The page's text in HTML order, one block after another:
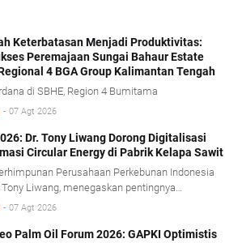
Keterbatasan Menjadi Produktivitas:
Peremajaan Sungai Bahaur Estate
4 BGA Group Kalimantan Tengah
di SBHE, Region 4 Bumitama
- 07 Agt 2026
Dr. Tony Liwang Dorong Digitalisasi
Circular Energy di Pabrik Kelapa Sawit
Perusahaan Perkebunan Indonesia
Tony Liwang, menegaskan pentingnya
teknologi modern dalam pengawasan
- 07 Agt 2026
Palm Oil Forum 2026: GAPKI Optimistis